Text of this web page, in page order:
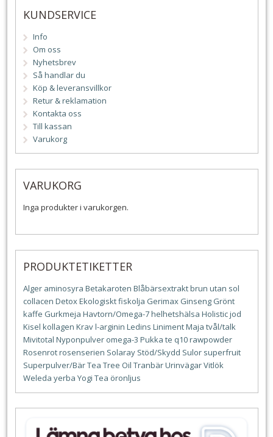
KUNDSERVICE
Info
Om oss
Nyhetsbrev
Så handlar du
Köp & leveransvillkor
Retur & reklamation
Kontakta oss
Till kassan
Varukorg
VARUKORG
Inga produkter i varukorgen.
PRODUKTETIKETTER
Alger aminosyra Betakaroten Blåbärsextraktbrun utan sol
collacen DetoxEkologisktfiskolja Gerimax Ginseng Grönt
kaffe Gurkmeja Havtorn/Omega-7helhetshälsa Holisticjod
Kisel kollagen Kravl-arginin Ledins LinimentMaja tvål/talk
Mivitotal Nyponpulver omega-3 Pukka te q10rawpowder
Rosenrotrosenserien Solaray Stöd/Skydd Sulor superfruit
Superpulver/BärTea Tree Oil TranbärUrinvägarVitlök
Weleda yerba Yogi Tea öronljus